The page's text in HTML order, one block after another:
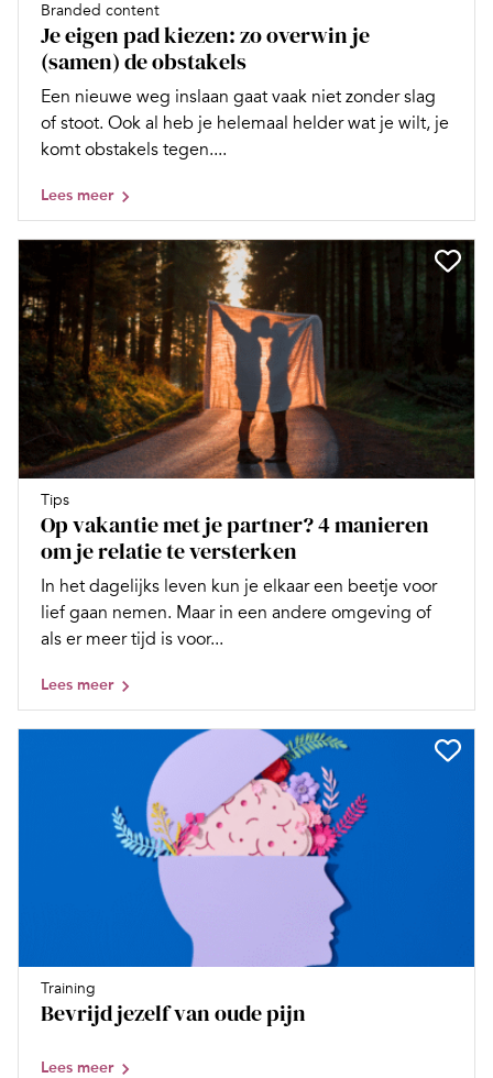
Branded content
Je eigen pad kiezen: zo overwin je
(samen) de obstakels
Een nieuwe weg inslaan gaat vaak niet zonder slag
of stoot. Ook al heb je helemaal helder wat je wilt, je
komt obstakels tegen....
Lees meer
Tips
Op vakantie met je partner? 4 manieren
om je relatie te versterken
In het dagelijks leven kun je elkaar een beetje voor
lief gaan nemen. Maar in een andere omgeving of
als er meer tijd is voor...
Lees meer
Training
Bevrijd jezelf van oude pijn
Lees meer